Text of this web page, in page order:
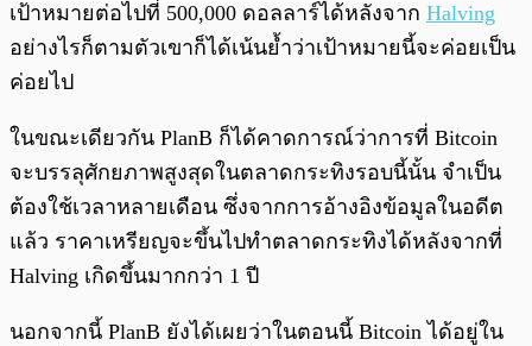
เป้าหมายต่อไปที่ 500,000 ดอลลาร์ได้หลังจาก Halving
อย่างไรก็ตามตัวเขาก็ได้เน้นย้ำว่าเป้าหมายนี้จะค่อยเป็น
ค่อยไป
ในขณะเดียวกัน PlanB ก็ได้คาดการณ์ว่าการที่ Bitcoin
จะบรรลุศักยภาพสูงสุดในตลาดกระทิงรอบนี้นั้น จำเป็น
ต้องใช้เวลาหลายเดือน ซึ่งจากการอ้างอิงข้อมูลในอดีต
แล้ว ราคาเหรียญจะขึ้นไปทำตลาดกระทิงได้หลังจากที่
Halving เกิดขึ้นมากกว่า 1 ปี
นอกจากนี้ PlanB ยังได้เผยว่าในตอนนี้ Bitcoin ได้อยู่ใน